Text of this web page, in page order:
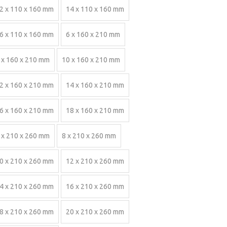
x 110 x 160 mm 14 x 110 x 160 mm
x 110 x 160 mm 6 x 160 x 210 mm
160 x 210 mm 10 x 160 x 210 mm
x 160 x 210 mm 14 x 160 x 210 mm
x 160 x 210 mm 18 x 160 x 210 mm
210 x 260 mm 8 x 210 x 260 mm
x 210 x 260 mm 12 x 210 x 260 mm
x 210 x 260 mm 16 x 210 x 260 mm
x 210 x 260 mm 20 x 210 x 260 mm